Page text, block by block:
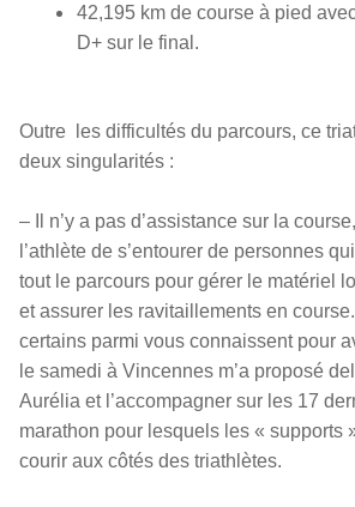
42,195 km de course à pied
D+ sur le final.
Outre les difficultés du parcours, ce
deux singularités :
– Il n’y a pas d’assistance sur la
l’athlète de s’entourer de personnes
tout le parcours pour gérer le matériel
et assurer les ravitaillements en
certains parmi vous connaissent pour
le samedi à Vincennes m’a proposé
Aurélia et l’accompagner sur les 17
marathon pour lesquels les « supports
courir aux côtés des triathlètes.